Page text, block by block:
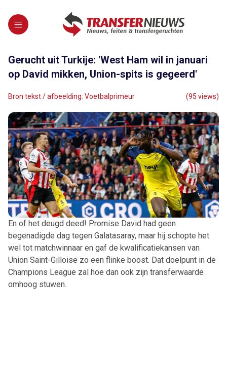
Gerucht uit Turkije: 'West Ham wil in januari
op David mikken, Union-spits is gegeerd'
Bron tekst / afbeelding: Voetbalprimeur (95 views)
En of het deugd deed! Promise David had geen
begenadigde dag tegen Galatasaray, maar hij schopte het
wel tot matchwinnaar en gaf de kwalificatiekansen van
Union Saint-Gilloise zo een flinke boost. Dat doelpunt in de
Champions League zal hoe dan ook zijn transferwaarde
omhoog stuwen.